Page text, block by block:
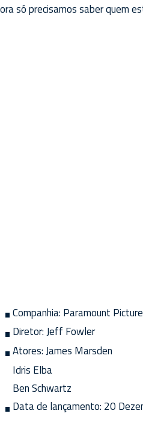
só precisamos saber quem
Companhia: Paramount
Diretor:Jeff Fowler
Atores:James Marsden
Idris Elba
Ben Schwartz
Data de lançamento: 20